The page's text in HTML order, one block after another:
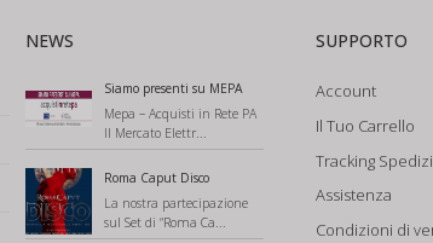
NEWS
Siamo presenti su MEPA
Mepa – Acquisti in Rete PA
Il Mercato Elettr...
Roma Caput Disco
La nostra partecipazione
sul Set di “Roma Ca...
SUPPORTO
Account
Il Tuo Carrello
Tracking
Assistenza
Condizioni di